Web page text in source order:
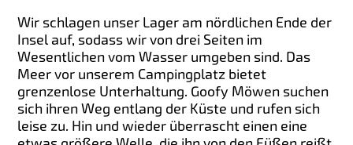
Wir schlagen unser Lager am nördlichen Ende der
Insel auf, sodass wir von drei Seiten im
Wesentlichen vom Wasser umgeben sind. Das
Meer vor unserem Campingplatz bietet
grenzenlose Unterhaltung. Goofy Möwen suchen
sich ihren Weg entlang der Küste und rufen sich
leise zu. Hin und wieder überrascht einen eine